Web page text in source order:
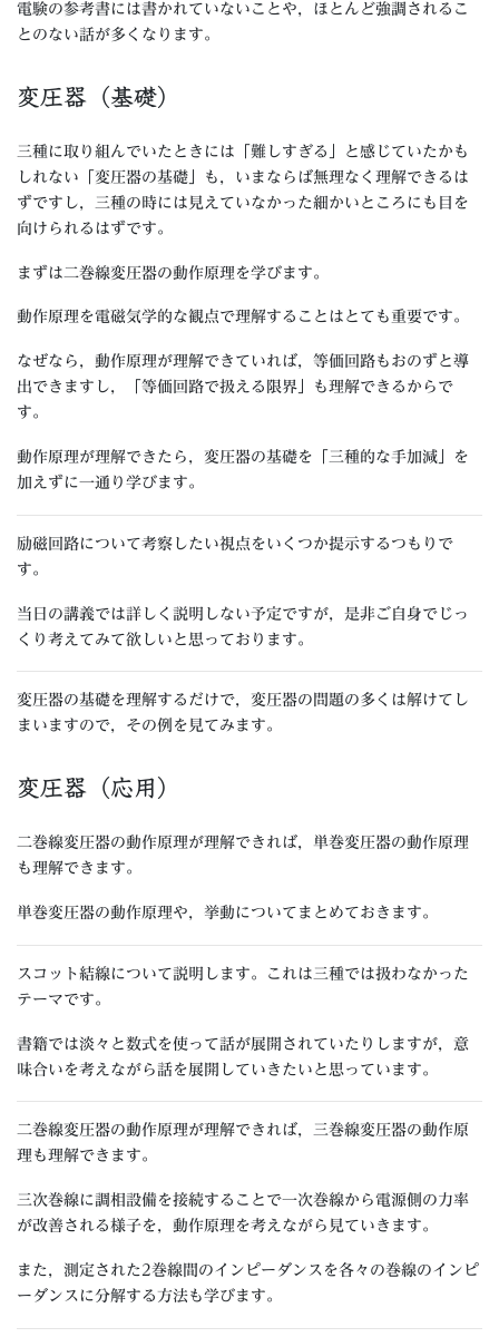
電験の参考書には書かれていないことや，ほとんど強調されるこ
とのない話が多くなります。
変圧器（基礎）
三種に取り組んでいたときには「難しすぎる」と感じていたかも
しれない「変圧器の基礎」も，いまならば無理なく理解できるは
ずですし，三種の時には見えていなかった細かいところにも目を
向けられるはずです。
まずは二巻線変圧器の動作原理を学びます。
動作原理を電磁気学的な観点で理解することはとても重要です。
なぜなら，動作原理が理解できていれば，等価回路もおのずと導
出できますし，「等価回路で扱える限界」も理解できるからで
す。
動作原理が理解できたら，変圧器の基礎を「三種的な手加減」を
加えずに一通り学びます。
励磁回路について考察したい視点をいくつか提示するつもりで
す。
当日の講義では詳しく説明しない予定ですが，是非ご自身でじっ
くり考えてみて欲しいと思っております。
変圧器の基礎を理解するだけで，変圧器の問題の多くは解けてし
まいますので，その例を見てみます。
変圧器（応用）
二巻線変圧器の動作原理が理解できれば，単巻変圧器の動作原理
も理解できます。
単巻変圧器の動作原理や，挙動についてまとめておきます。
スコット結線について説明します。これは三種では扱わなかった
テーマです。
書籍では淡々と数式を使って話が展開されていたりしますが，意
味合いを考えながら話を展開していきたいと思っています。
二巻線変圧器の動作原理が理解できれば，三巻線変圧器の動作原
理も理解できます。
三次巻線に調相設備を接続することで一次巻線から電源側の力率
が改善される様子を，動作原理を考えながら見ていきます。
また，測定された2巻線間のインピーダンスを各々の巻線のインピ
ーダンスに分解する方法も学びます。